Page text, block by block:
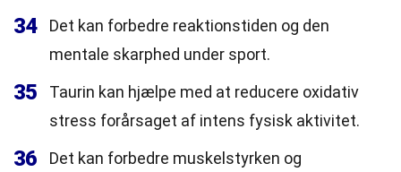
34
Det kan forbedre reaktionstiden og den
mentale skarphed under sport.
35
Taurin kan hjælpe med at reducere oxidativ
stress forårsaget af intens fysisk aktivitet.
36
Det kan forbedre muskelstyrken og